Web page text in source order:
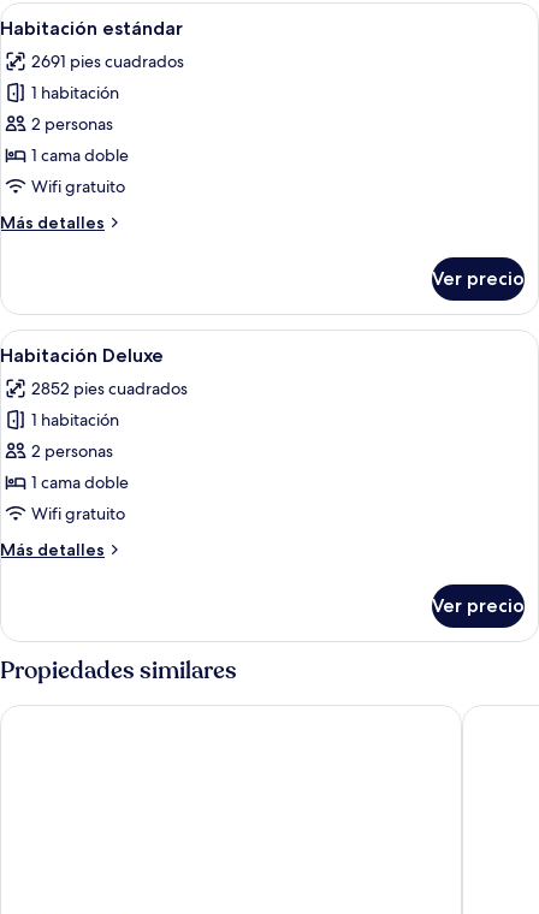
Abrir
todas
las
fotos
de
Habitación
estándar
Una habitación de hotel con pared
1
Habitación estándar
2691 pies cuadrados
1 habitación
2 personas
1 cama doble
Wifi gratuito
Más detalles
Más
estándar
Ver precio
Abrir
todas
las
fotos
de
Habitación
Deluxe
Habitación de hotel con cama,
2
Habitación Deluxe
2852 pies cuadrados
1 habitación
2 personas
1 cama doble
Wifi gratuito
Más detalles
Más
Deluxe
Ver precio
Propiedades similares
Hill View Guest House